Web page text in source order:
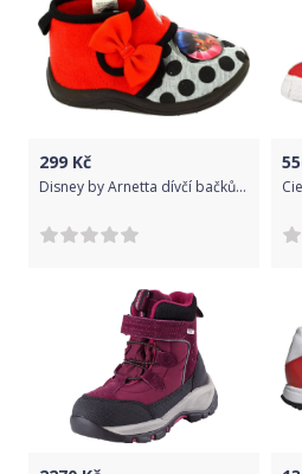
299 Kč
Disney by Arnetta dívčí bačkůrky Miraculous 22 červená